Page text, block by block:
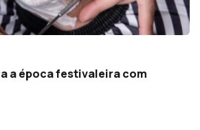
a época festivaleira com